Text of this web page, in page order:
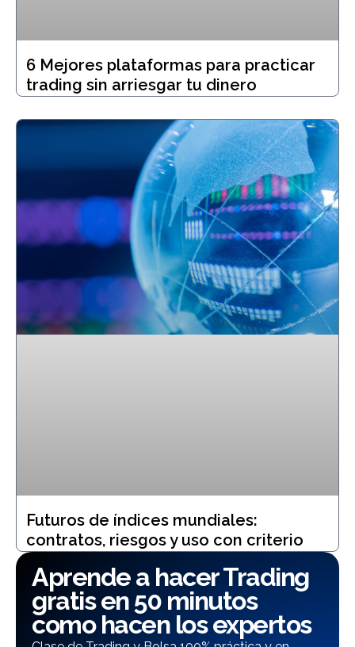
6 Mejores plataformas para practicar
trading sin arriesgar tu dinero
Futuros de índices mundiales:
contratos, riesgos y uso con criterio
Aprende a hacer Trading
gratis en 50 minutos
como hacen los expertos